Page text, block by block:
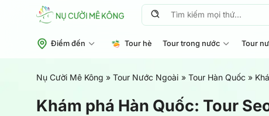
Tìm
Điểm đến Tour hè Tour trong nước Tour
Nụ Cười Mê Kông » Tour Nước Ngoài » Tour Hàn Quốc »
Khám phá Hàn Quốc: Tour